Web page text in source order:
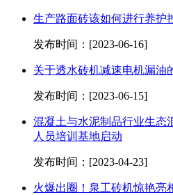
生产路面砖该如何进行养护
发布时间：[2023-06-16]
关于透水砖机减速电机漏油
发布时间：[2023-06-15]
混凝土与水泥制品行业生态
人员培训基地启动
发布时间：[2023-04-23]
火爆出圈！泉工砖机惊艳亮